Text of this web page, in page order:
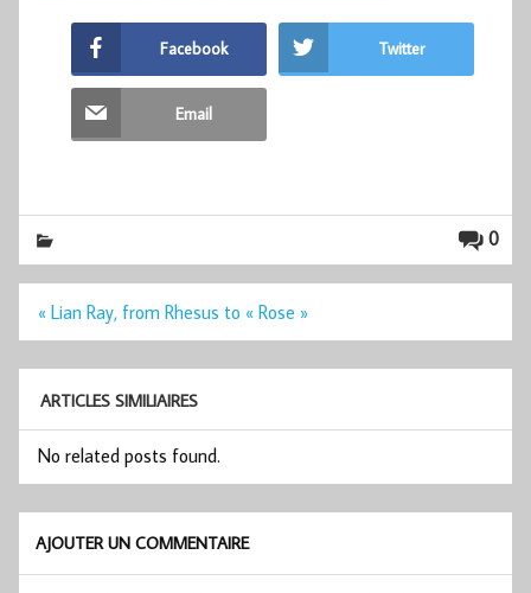
Facebook Twitter
Email
0
Navigation
« Lian Ray, from Rhesus to « Rose »
ARTICLES SIMILIAIRES
No related posts found.
AJOUTER UN COMMENTAIRE